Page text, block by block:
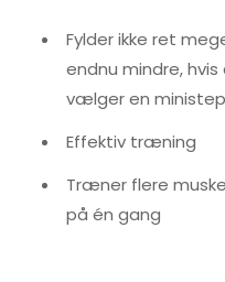
Fylder ikke ret
endnu mindre, hvis
vælger en
Effektiv træning
Træner flere
på én gang